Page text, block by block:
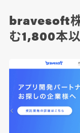
bravesoft
む1,800本